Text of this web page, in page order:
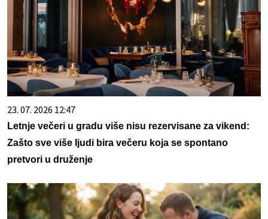
23. 07. 2026 12:47
Letnje večeri u gradu više nisu rezervisane za vikend:
Zašto sve više ljudi bira večeru koja se spontano
pretvori u druženje